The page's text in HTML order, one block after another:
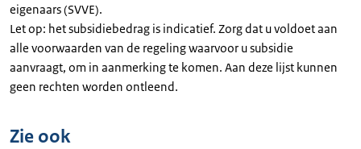
eigenaars (SVVE).
Let op: het subsidiebedrag is indicatief. Zorg dat u voldoet aan
alle voorwaarden van de regeling waarvoor u subsidie
aanvraagt, om in aanmerking te komen. Aan deze lijst kunnen
geen rechten worden ontleend.
Zie ook